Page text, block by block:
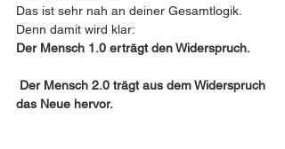
Das ist sehr nah an deiner Gesamtlogik.
Denn damit wird klar:
Der Mensch 1.0 erträgt den Widerspruch.
Der Mensch 2.0 trägt aus dem Widerspruch
das Neue hervor.